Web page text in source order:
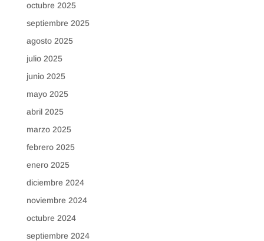
octubre 2025
septiembre 2025
agosto 2025
julio 2025
junio 2025
mayo 2025
abril 2025
marzo 2025
febrero 2025
enero 2025
diciembre 2024
noviembre 2024
octubre 2024
septiembre 2024